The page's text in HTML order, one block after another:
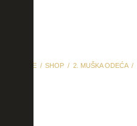
HOME SHOP 2. MUŠKA ODEĆA